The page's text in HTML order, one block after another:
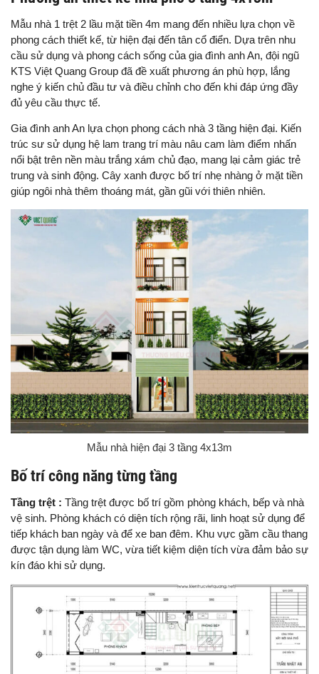
Mẫu nhà 1 trệt 2 lầu mặt tiền 4m mang đến nhiều lựa chọn về
phong cách thiết kế, từ hiện đại đến tân cổ điển. Dựa trên nhu
cầu sử dụng và phong cách sống của gia đình anh An, đội ngũ
KTS Việt Quang Group đã đề xuất phương án phù hợp, lắng
nghe ý kiến chủ đầu tư và điều chỉnh cho đến khi đáp ứng đầy
đủ yêu cầu thực tế.
Gia đình anh An lựa chọn phong cách nhà 3 tầng hiện đại. Kiến
trúc sư sử dụng hệ lam trang trí màu nâu cam làm điểm nhấn
nổi bật trên nền màu trắng xám chủ đạo, mang lại cảm giác trẻ
trung và sinh động. Cây xanh được bố trí nhẹ nhàng ở mặt tiền
giúp ngôi nhà thêm thoáng mát, gần gũi với thiên nhiên.
Mẫu nhà hiện đại 3 tầng 4x13m
Bố trí công năng từng tầng
Tầng trệt : Tầng trệt được bố trí gồm phòng khách, bếp và nhà
vệ sinh. Phòng khách có diện tích rộng rãi, linh hoạt sử dụng để
tiếp khách ban ngày và để xe ban đêm. Khu vực gầm cầu thang
được tận dụng làm WC, vừa tiết kiệm diện tích vừa đảm bảo sự
kín đáo khi sử dụng.